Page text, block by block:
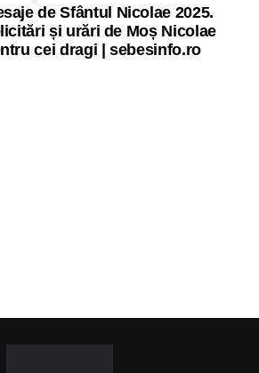
de Sfântul Nicolae 2025.
și urări de Moș Nicolae
cei dragi | sebesinfo.ro